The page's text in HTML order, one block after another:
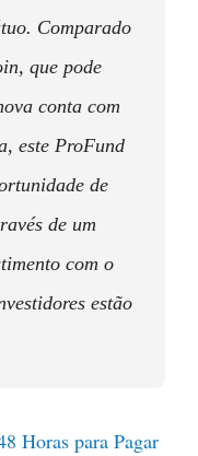
Comparado
que pode
conta com
este ProFund
de
de um
com o
estão
Horas para Pagar